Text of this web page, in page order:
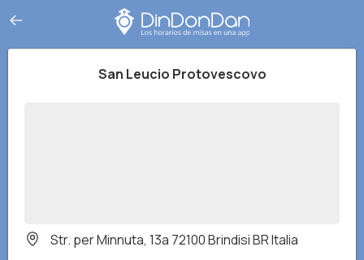
San Leucio Protovescovo
Str. per Minnuta, 13a 72100 Brindisi BR Italia